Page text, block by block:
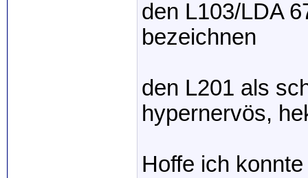
den L103/LDA
bezeichnen
den L201 als
hypernervös,
Hoffe ich